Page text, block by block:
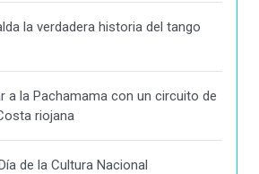
la verdadera historia del tango
a la Pachamama con un circuito de
riojana
de la Cultura Nacional